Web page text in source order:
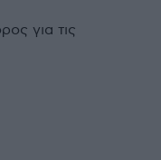
για τις